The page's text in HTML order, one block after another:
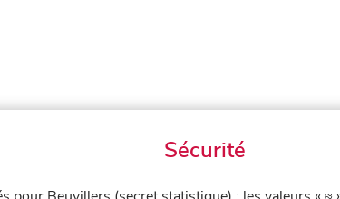
Sécurité